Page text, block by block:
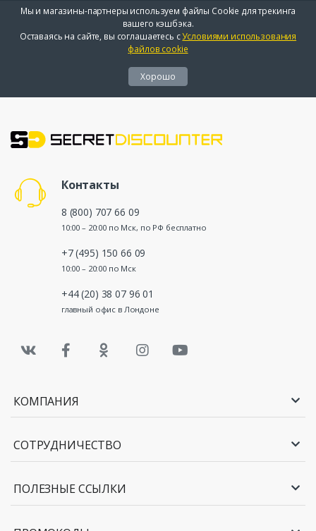
Мы и магазины-партнеры используем файлы Cookie для трекинга
вашего кэшбэка.
Оставаясь на сайте, вы соглашаетесь сУсловиями использования
файлов cookie
Хорошо
Контакты
8 (800) 707 66 09
10:00 – 20:00 по Мск, по РФ бесплатно
+7 (495) 150 66 09
10:00 – 20:00 по Мск
+44 (20) 38 07 96 01
главный офис в Лондоне
КОМПАНИЯ
СОТРУДНИЧЕСТВО
ПОЛЕЗНЫЕ ССЫЛКИ